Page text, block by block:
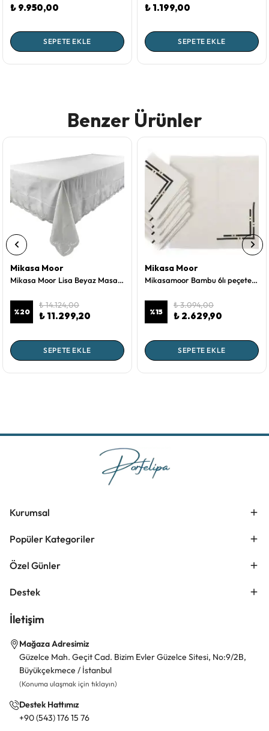
₺ 9.950,00
SEPETE EKLE
₺ 1.199,00
SEPETE EKLE
Benzer Ürünler
Mikasa Moor
Mikasa Moor Lisa Beyaz Masa Örtüsü 180x280
%20
₺ 14.124,00
₺ 11.299,20
SEPETE EKLE
Mikasa Moor
Mikasamoor Bambu 6lı peçete 40x40
%15
₺ 3.094,00
₺ 2.629,90
SEPETE EKLE
Kurumsal
Popüler Kategoriler
Özel Günler
Destek
İletişim
Mağaza Adresimiz
Güzelce Mah. Geçit Cad. Bizim Evler Güzelce Sitesi, No:9/2B,
Büyükçekmece / İstanbul
(Konuma ulaşmak için tıklayın)
Destek Hattımız
+90 (543) 176 15 76